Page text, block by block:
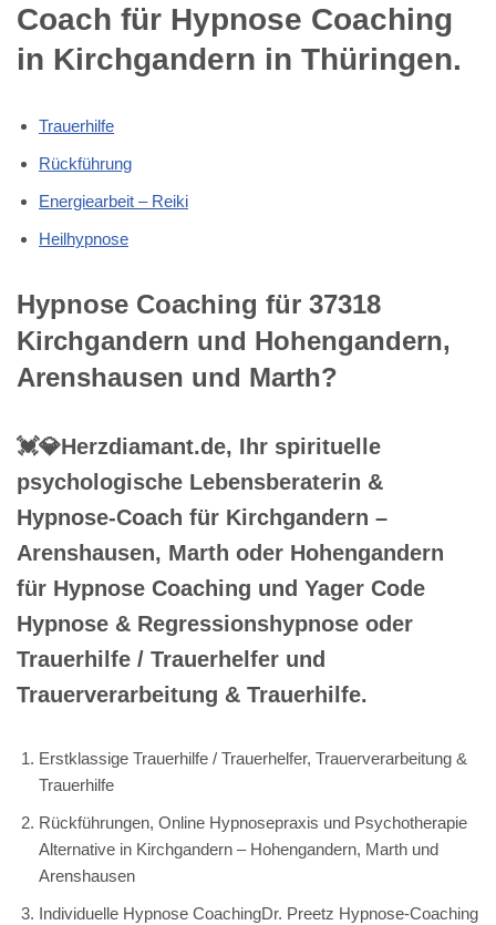
Coach für Hypnose Coaching
in Kirchgandern in Thüringen.
Trauerhilfe
Rückführung
Energiearbeit – Reiki
Heilhypnose
Hypnose Coaching für 37318
Kirchgandern und Hohengandern,
Arenshausen und Marth?
💓️💎Herzdiamant.de, Ihr spirituelle
psychologische Lebensberaterin &
Hypnose-Coach für Kirchgandern –
Arenshausen, Marth oder Hohengandern
für Hypnose Coaching und Yager Code
Hypnose & Regressionshypnose oder
Trauerhilfe / Trauerhelfer und
Trauerverarbeitung & Trauerhilfe.
Erstklassige Trauerhilfe / Trauerhelfer, Trauerverarbeitung &
Trauerhilfe
Rückführungen, Online Hypnosepraxis und Psychotherapie
Alternative in Kirchgandern – Hohengandern, Marth und
Arenshausen
Individuelle Hypnose CoachingDr. Preetz Hypnose-Coaching